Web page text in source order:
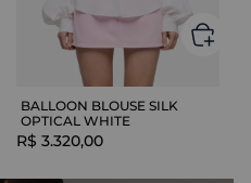
BALLOON BLOUSE SILK
OPTICAL WHITE
R$ 3.320,00